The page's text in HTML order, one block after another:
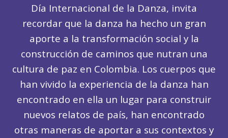
Día Internacional de la Danza, invita
recordar que la danza ha hecho un gran
aporte a la transformación social y la
construcción de caminos que nutran una
cultura de paz en Colombia. Los cuerpos que
han vivido la experiencia de la danza han
encontrado en ella un lugar para construir
nuevos relatos de país, han encontrado
otras maneras de aportar a sus contextos y